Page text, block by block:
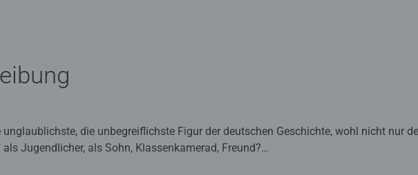
die unbegreiflichste Figur der deutschen Geschichte, wohl nicht nur
als Jugendlicher, als Sohn, Klassenkamerad, Freund?